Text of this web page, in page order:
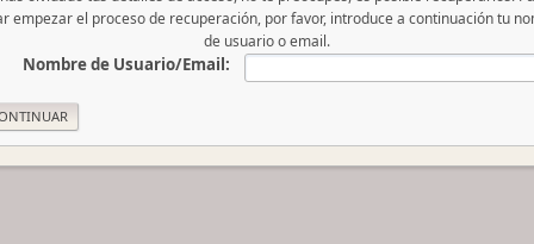
empezar el proceso de recuperación, por favor, introduce a continuación tu
de usuario o email.
Nombre de Usuario/Email: